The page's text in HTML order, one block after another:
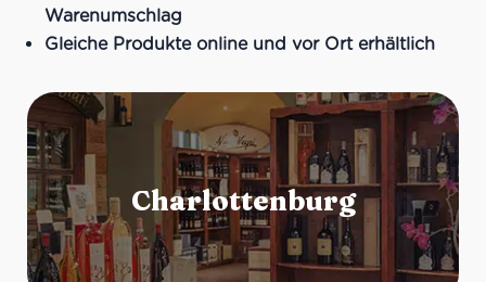
Warenumschlag
Gleiche Produkte online und vor Ort erhältlich